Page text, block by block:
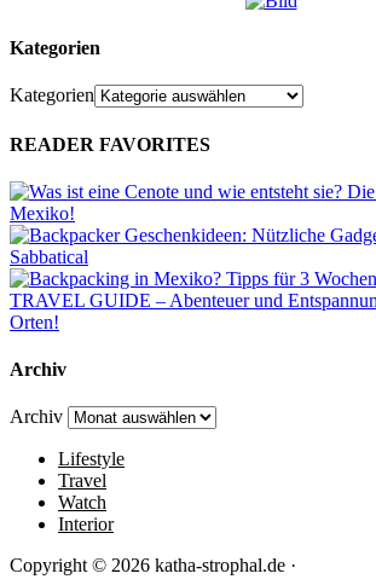
Kategorien
Kategorien
READER FAVORITES
Archiv
Archiv
Lifestyle
Travel
Watch
Interior
Copyright © 2026 katha-strophal.de ·